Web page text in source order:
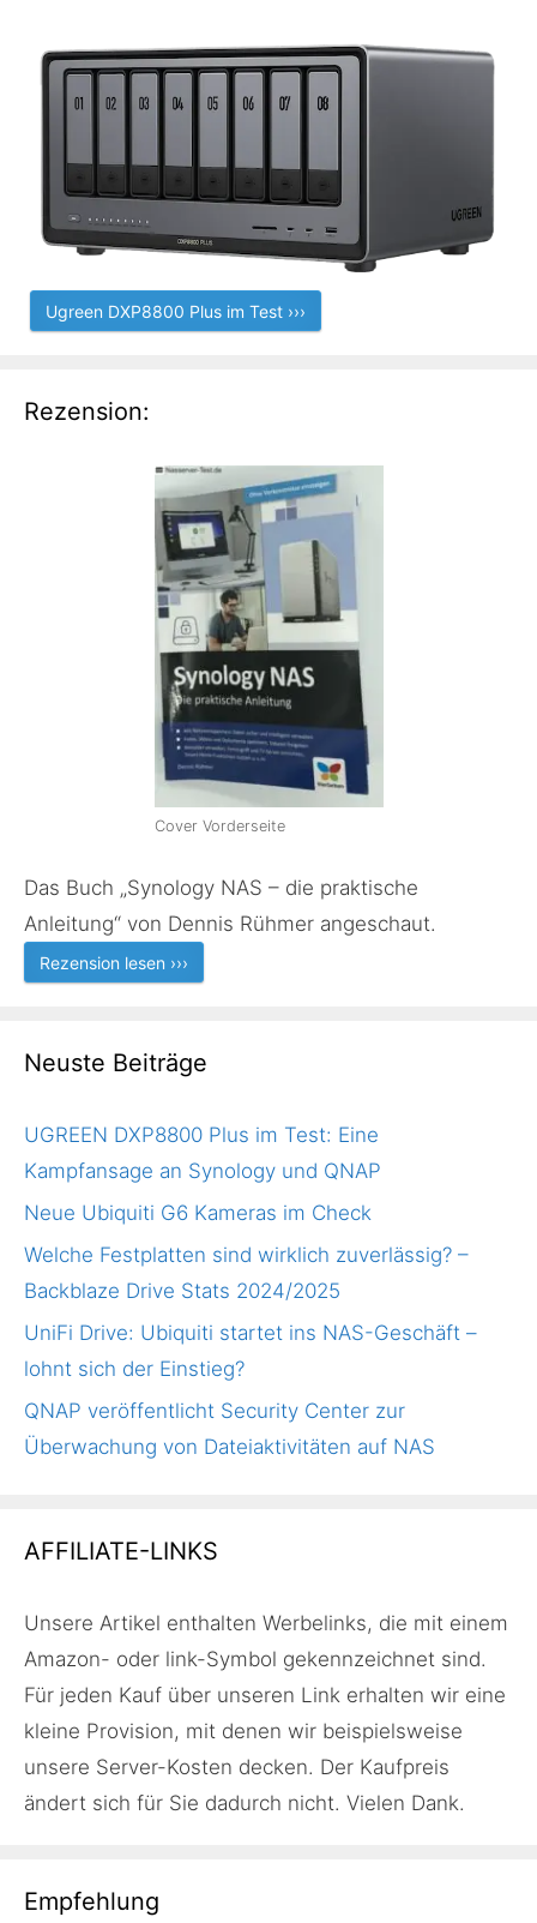
Ugreen DXP8800 Plus im Test ›››
Rezension:
Cover Vorderseite
Das Buch „Synology NAS – die praktische
Anleitung“ von Dennis Rühmer angeschaut.
Rezension lesen ›››
Neuste Beiträge
UGREEN DXP8800 Plus im Test: Eine
Kampfansage an Synology und QNAP
Neue Ubiquiti G6 Kameras im Check
Welche Festplatten sind wirklich zuverlässig? –
Backblaze Drive Stats 2024/2025
UniFi Drive: Ubiquiti startet ins NAS-Geschäft –
lohnt sich der Einstieg?
QNAP veröffentlicht Security Center zur
Überwachung von Dateiaktivitäten auf NAS
AFFILIATE-LINKS
Unsere Artikel enthalten Werbelinks, die mit einem
Amazon- oder link-Symbol gekennzeichnet sind.
Für jeden Kauf über unseren Link erhalten wir eine
kleine Provision, mit denen wir beispielsweise
unsere Server-Kosten decken. Der Kaufpreis
ändert sich für Sie dadurch nicht. Vielen Dank.
Empfehlung